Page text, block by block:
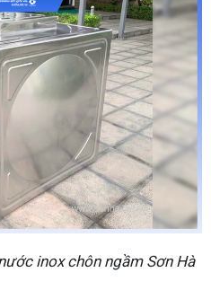
inox chôn ngầm Sơn Hà